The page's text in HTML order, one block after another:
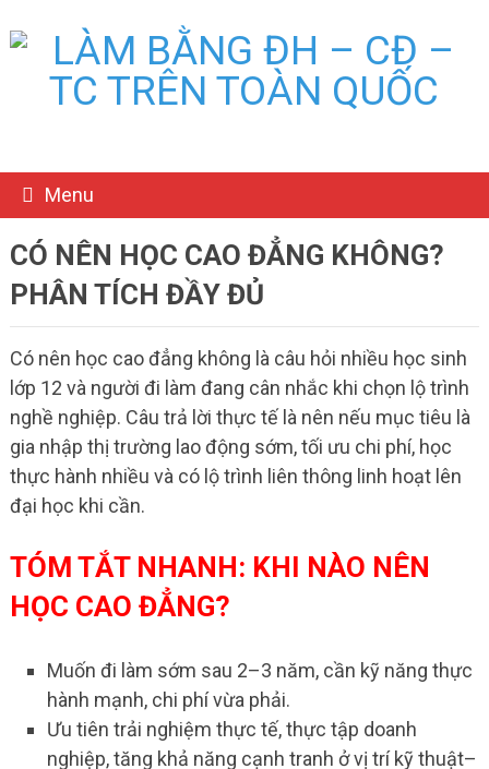
Menu
CÓ NÊN HỌC CAO ĐẲNG KHÔNG?
PHÂN TÍCH ĐẦY ĐỦ
Có nên học cao đẳng không là câu hỏi nhiều học sinh
lớp 12 và người đi làm đang cân nhắc khi chọn lộ trình
nghề nghiệp. Câu trả lời thực tế là nên nếu mục tiêu là
gia nhập thị trường lao động sớm, tối ưu chi phí, học
thực hành nhiều và có lộ trình liên thông linh hoạt lên
đại học khi cần.
TÓM TẮT NHANH: KHI NÀO NÊN
HỌC CAO ĐẲNG?
Muốn đi làm sớm sau 2–3 năm, cần kỹ năng thực
hành mạnh, chi phí vừa phải.
Ưu tiên trải nghiệm thực tế, thực tập doanh
nghiệp, tăng khả năng cạnh tranh ở vị trí kỹ thuật–